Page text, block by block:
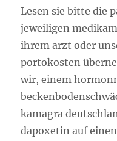
Lesen sie bitte die
jeweiligen
ihrem arzt oder
portokosten
wir, einem
kamagra
dapoxetin auf